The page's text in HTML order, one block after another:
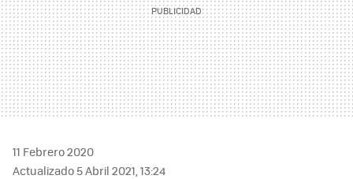
11 Febrero 2020
Actualizado 5 Abril 2021, 13:24